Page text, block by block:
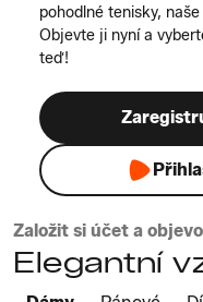
pohodlné tenisky,
Objevte ji nyní a
teď!
Založit si účet a
Elegantní